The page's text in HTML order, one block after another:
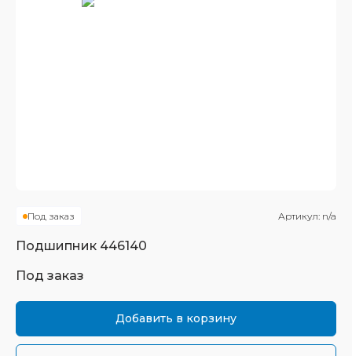
Под заказ Артикул: n/a
Подшипник 446140
Под заказ
Добавить в корзину